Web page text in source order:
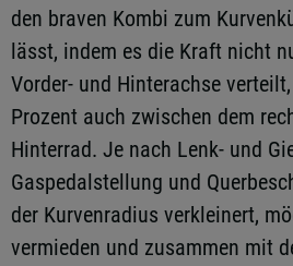
den braven Kombi zum
lässt, indem es die Kraft nicht
Vorder- und Hinterachse
Prozent auch zwischen dem
Hinterrad. Je nach Lenk- und
Gaspedalstellung und
der Kurvenradius verkleinert,
vermieden und zusammen mit